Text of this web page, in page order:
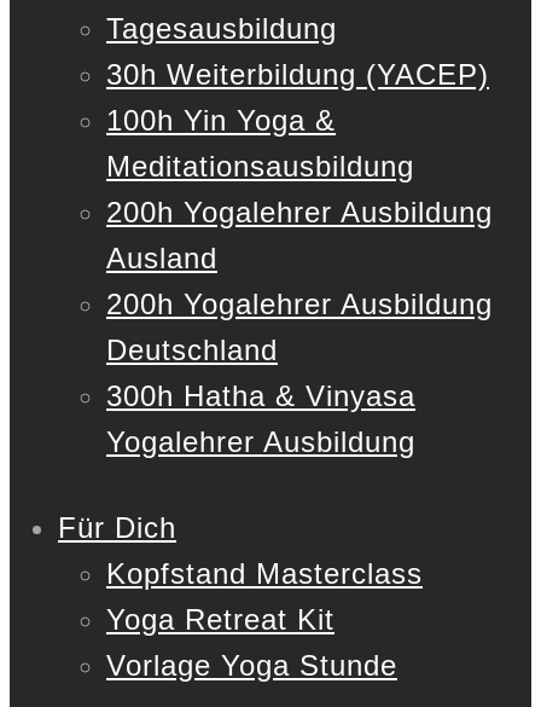
Tagesausbildung
30h Weiterbildung (YACEP)
100h Yin Yoga &
Meditationsausbildung
200h Yogalehrer Ausbildung
Ausland
200h Yogalehrer Ausbildung
Deutschland
300h Hatha & Vinyasa
Yogalehrer Ausbildung
Für Dich
Kopfstand Masterclass
Yoga Retreat Kit
Vorlage Yoga Stunde